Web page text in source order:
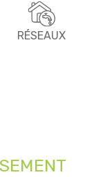
RÉSEAUX